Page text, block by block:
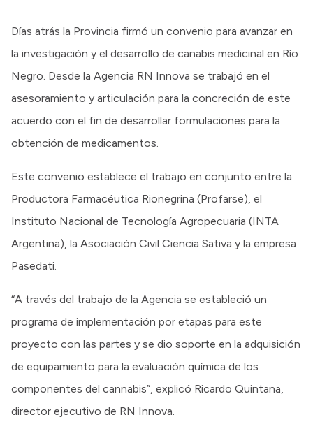
Días atrás la Provincia firmó un convenio para avanzar en
la investigación y el desarrollo de canabis medicinal en Río
Negro. Desde la Agencia RN Innova se trabajó en el
asesoramiento y articulación para la concreción de este
acuerdo con el fin de desarrollar formulaciones para la
obtención de medicamentos.
Este convenio establece el trabajo en conjunto entre la
Productora Farmacéutica Rionegrina (Profarse), el
Instituto Nacional de Tecnología Agropecuaria (INTA
Argentina), la Asociación Civil Ciencia Sativa y la empresa
Pasedati.
“A través del trabajo de la Agencia se estableció un
programa de implementación por etapas para este
proyecto con las partes y se dio soporte en la adquisición
de equipamiento para la evaluación química de los
componentes del cannabis”, explicó Ricardo Quintana,
director ejecutivo de RN Innova.